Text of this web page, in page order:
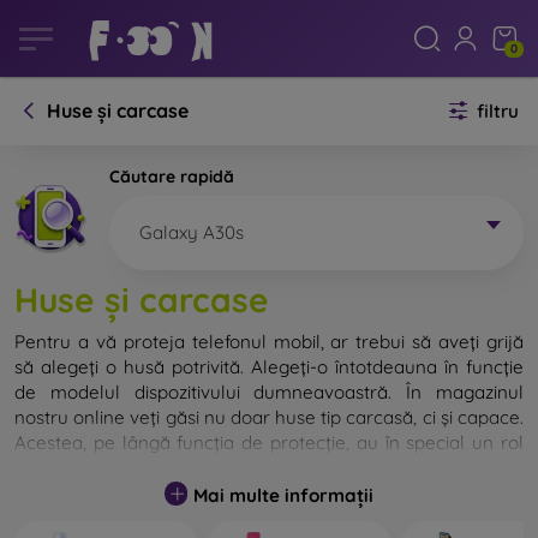
0
Huse și carcase filtru
Căutare rapidă
Galaxy A30s
Huse și carcase
Pentru a vă proteja telefonul mobil, ar trebui să aveți grijă
să alegeți o husă potrivită. Alegeți-o întotdeauna în funcție
de modelul dispozitivului dumneavoastră. În magazinul
nostru online veți găsi nu doar huse tip carcasă, ci și capace.
Acestea, pe lângă funcția de protecție, au în special un rol
Capacul pentru telefon poate fi numit și capac posterior.
Mai multe informații